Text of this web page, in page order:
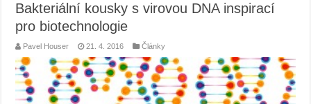
Bakteriální kousky s virovou DNA inspirací
pro biotechnologie
Pavel Houser 21. 4. 2016 Články